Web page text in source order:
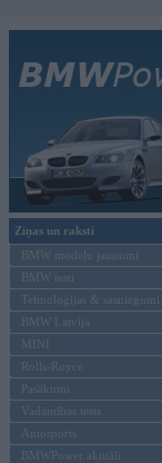
Ziņas un raksti
BMW modeļu jaunumi
BMW testi
Tehnoloģijas & sasniegumi
BMW Latvijā
MINI
Rolls-Royce
Pasākumi
Vadāmības tests
Autosports
BMWPower aktuāli